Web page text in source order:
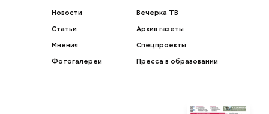
Новости
Статьи
Мнения
Фотогалереи
Вечерка ТВ
Архив газеты
Спецпроекты
Пресса в образовании